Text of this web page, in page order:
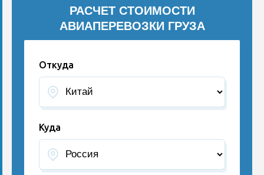
РАСЧЕТ СТОИМОСТИ
АВИАПЕРЕВОЗКИ ГРУЗА
Откуда
Куда